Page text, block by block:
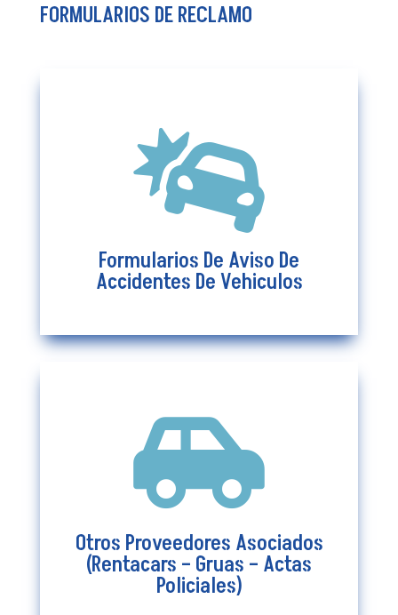
FORMULARIOS DE RECLAMO

Formularios De Aviso De
Accidentes De Vehiculos
Formularios De Aviso De
Accidentes De Vehiculos

Otros Proveedores Asociados
(Rentacars – Gruas – Actas
Policiales)
Otros Proveedores Asociados
(Rentacars – Gruas – Actas
Policiales)
Más Información